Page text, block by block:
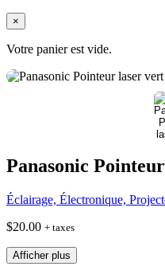
×
Votre panier est vide.
Panasonic
Éclairage, Électronique,
$20.00 + taxes
Afficher plus